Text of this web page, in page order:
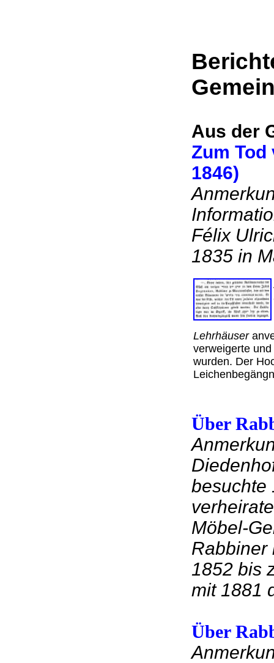
Aus der
Zum Tod
1846)
Félix
1835 in
Lehrhäuser
verweigerte
wurden. Der
Über
besuchte
Möbel-
Rabbiner
1852 bis
mit 1881
Über